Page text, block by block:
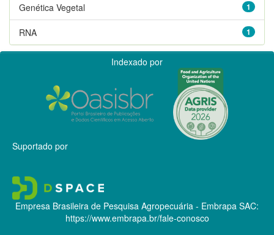
1
Genética Vegetal
1
RNA
Indexado por
Suportado por
Empresa Brasileira de Pesquisa Agropecuária - Embrapa SAC:
https://www.embrapa.br/fale-conosco